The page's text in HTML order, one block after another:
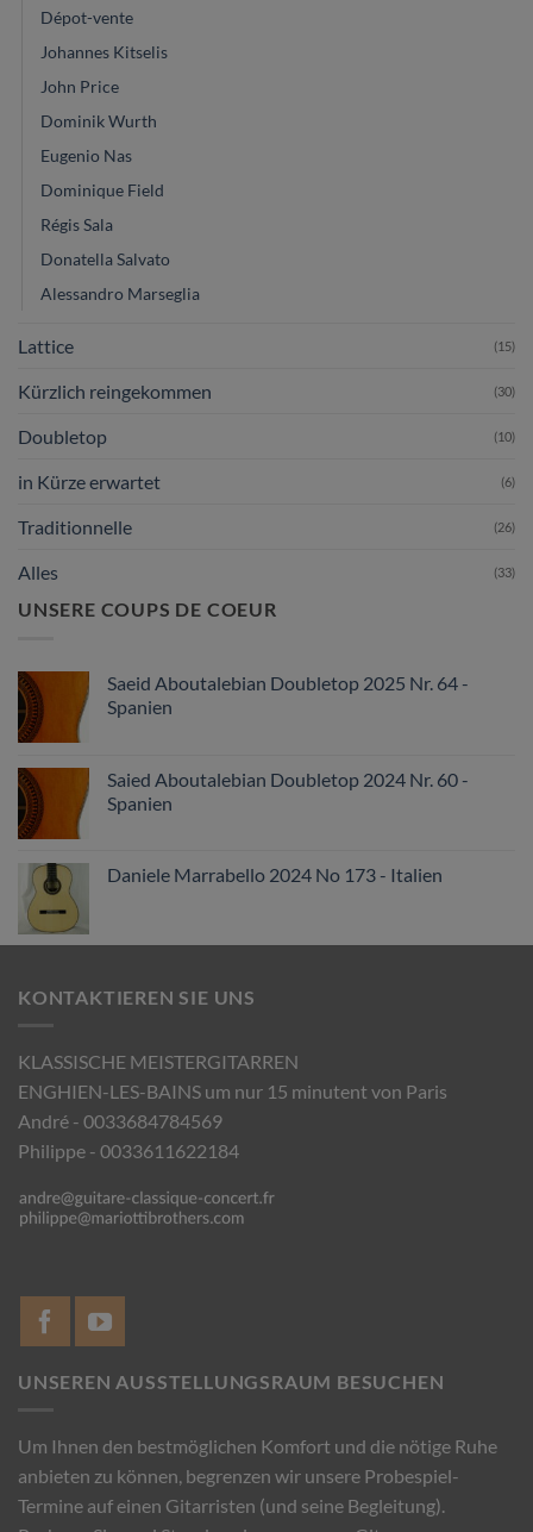
Dépot-vente
Johannes Kitselis
John Price
Dominik Wurth
Eugenio Nas
Dominique Field
Régis Sala
Donatella Salvato
Alessandro Marseglia
Lattice (15)
Kürzlich reingekommen (30)
Doubletop (10)
in Kürze erwartet (6)
Traditionnelle (26)
Alles (33)
UNSERE COUPS DE COEUR
Saeid Aboutalebian Doubletop 2025 Nr. 64 -
Spanien
Saied Aboutalebian Doubletop 2024 Nr. 60 -
Spanien
Daniele Marrabello 2024 No 173 - Italien
KONTAKTIEREN SIE UNS
KLASSISCHE MEISTERGITARREN
ENGHIEN-LES-BAINS um nur 15 minutent von Paris
André - 0033684784569
Philippe - 0033611622184
UNSEREN AUSSTELLUNGSRAUM BESUCHEN
Um Ihnen den bestmöglichen Komfort und die nötige Ruhe
anbieten zu können, begrenzen wir unsere Probespiel-
Termine auf einen Gitarristen (und seine Begleitung).